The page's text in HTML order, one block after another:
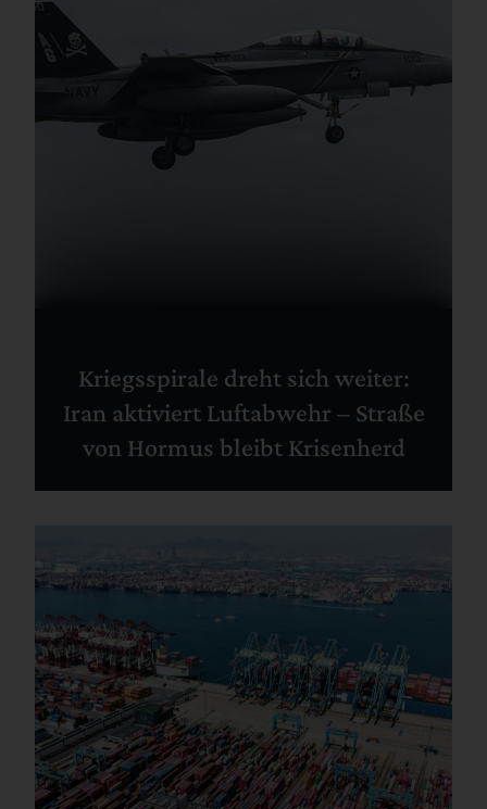
Kriegsspirale dreht sich weiter:
Iran aktiviert Luftabwehr – Straße
von Hormus bleibt Krisenherd